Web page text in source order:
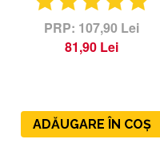
107,90 Lei
81,90 Lei
ADĂUGARE ÎN COȘ